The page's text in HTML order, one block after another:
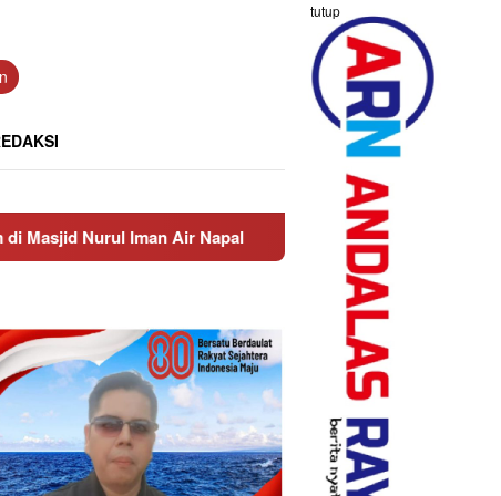
tutup
Air Napal Truck Bawa Pasir Lalu-lalang di Jalan Dua,